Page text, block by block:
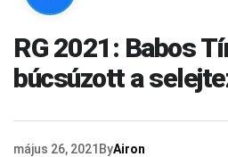
RG 2021: Babos
búcsúzott a
május 26, 2021 ByAiron